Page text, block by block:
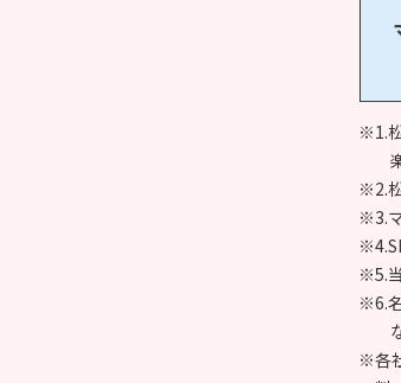
※1.
※2.
※3.
※5.
※6.
※各